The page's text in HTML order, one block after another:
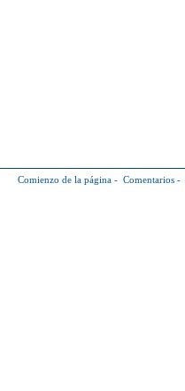
Comienzo de la página - Comentarios -